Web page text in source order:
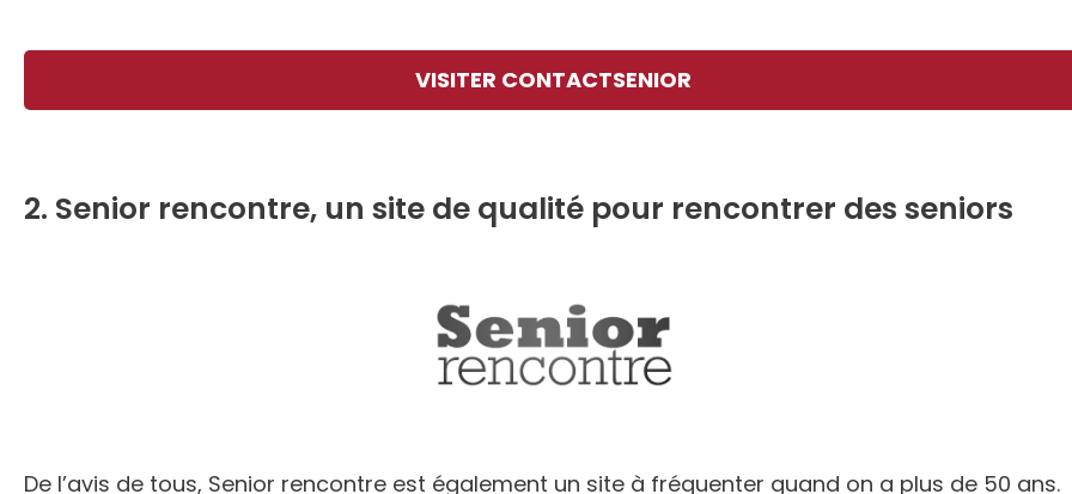
VISITER CONTACTSENIOR
2. Senior rencontre, un site de qualité pour rencontrer des seniors
De l’avis de tous, Senior rencontre est également un site à fréquenter quand on a plus de 50 ans.